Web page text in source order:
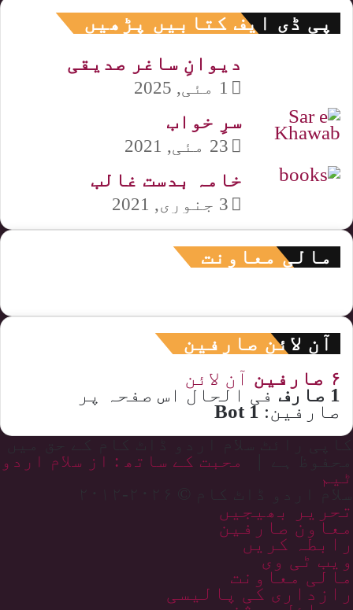
پی ڈی ایف کتابیں پڑھیں
دیوانِ ساغر صدیقی
1 مئی, 2025
سرِ خواب
23 مئی, 2021
خامہ بدست غالب
3 جنوری, 2021
مالی معاونت
آن لائن صارفین
۶ صارفین آن لائن
1 صارف فی الحال اس صفحہ پر
صارفین: 1 Bot
محبت کے ساتھ : از سلام اردو
ٹیم
سلام اردو ڈاٹ کام © ۲۰۲۶-۲۰۱۲
تحریر بھیجیں
معاون صارفین
رابطہ کریں
ویب ٹی وی
مالی معاونت
رازداری کی پالیسی